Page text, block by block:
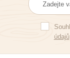
údajů